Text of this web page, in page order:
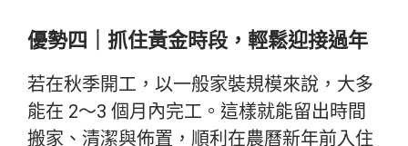
優勢四｜抓住黃金時段，輕鬆迎接過年
若在秋季開工，以一般家裝規模來說，大多
能在 2～3 個月內完工。這樣就能留出時間
搬家、清潔與佈置，順利在農曆新年前入住